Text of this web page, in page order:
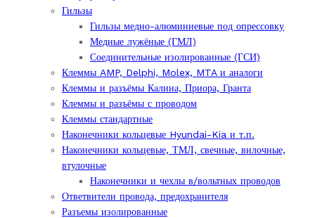
Гильзы
Гильзы медно-алюминиевые под опрессовку
Медные лужёные (ГМЛ)
Соединительные изолированные (ГСИ)
Клеммы AMP, Delphi, Molex, MTA и аналоги
Клеммы и разъёмы Калина, Приора, Гранта
Клеммы и разъёмы с проводом
Клеммы стандартные
Наконечники кольцевые Hyundai-Kia и т.п.
Наконечники кольцевые, ТМЛ, свечные, вилочные,
втулочные
Наконечники и чехлы в/вольтных проводов
Ответвители провода, предохранителя
Разъемы изолированные